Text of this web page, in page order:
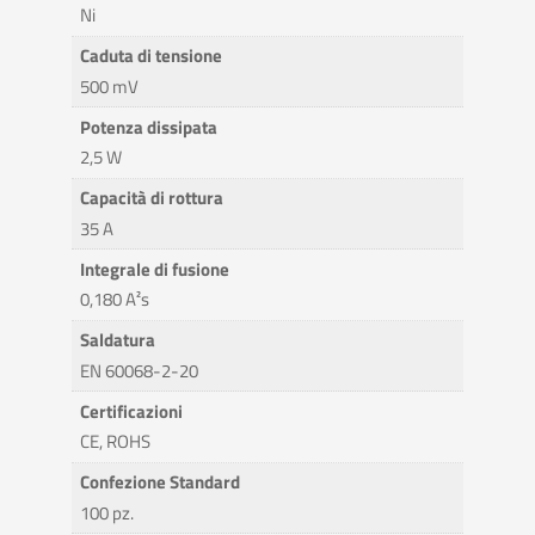
Ni
Caduta di tensione
500 mV
Potenza dissipata
2,5 W
Capacità di rottura
35 A
Integrale di fusione
0,180 A²s
Saldatura
EN 60068-2-20
Certificazioni
CE, ROHS
Confezione Standard
100 pz.